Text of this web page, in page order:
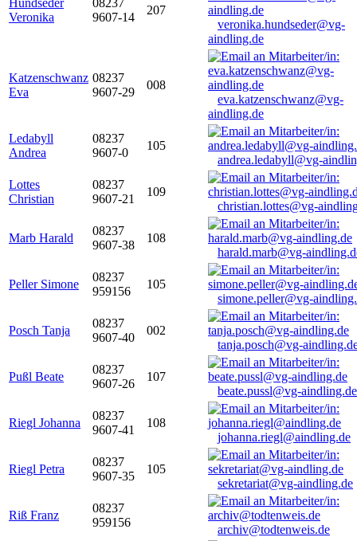
Hundseder
Veronika
08237
9607-14
207
veronika.hundseder@vg-
aindling.de
Katzenschwanz
Eva
08237
9607-29
008
eva.katzenschwanz@vg-
aindling.de
Ledabyll
Andrea
08237
9607-0
105
andrea.ledabyll@vg-
Lottes
Christian
08237
9607-21
109
christian.lottes@vg-
Marb Harald
08237
9607-38
108
harald.marb@vg-
Peller Simone
08237
959156
105
simone.peller@vg-
Posch Tanja
08237
9607-40
002
tanja.posch@vg-
Pußl Beate
08237
9607-26
107
beate.pussl@vg-aindling.de
Riegl Johanna
08237
9607-41
108
johanna.riegl@aindling.de
Riegl Petra
08237
9607-35
105
sekretariat@vg-aindling.de
Riß Franz
08237
959156
archiv@todtenweis.de